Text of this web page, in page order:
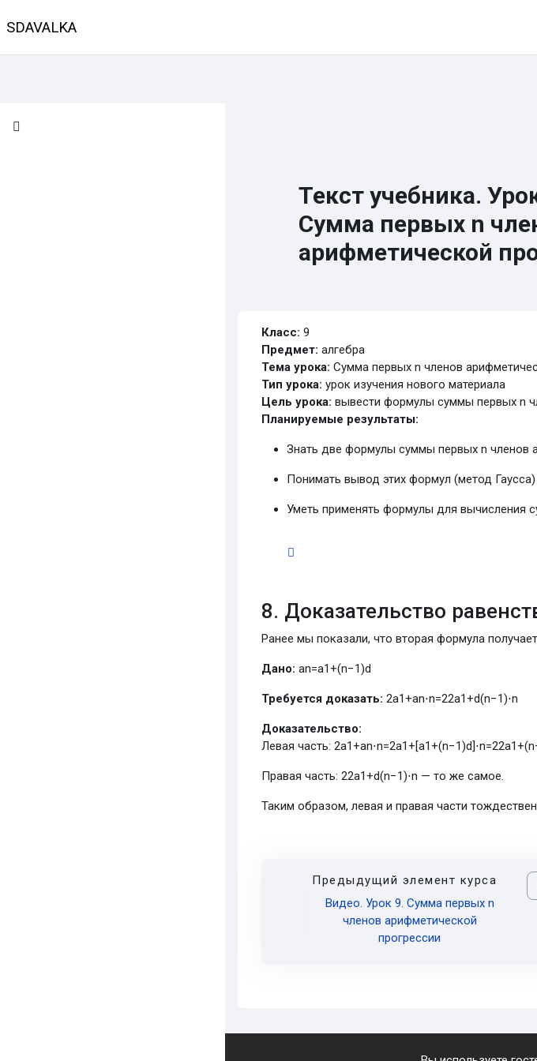
SDAVALKA
Текст учебника.
Сумма первых n
арифметической
Требуемые условия завершения
Класс: 9
Предмет: алгебра
Тема урока: Сумма первых n членов
Тип урока: урок изучения нового материала
Цель урока: вывести формулы суммы первых n
Планируемые результаты:
Знать две формулы суммы первых n членов
Понимать вывод этих формул (метод Гаусса)
Уметь применять формулы для вычисления
8. Доказательство
Ранее мы показали, что вторая формула
Дано: an=a1+(n−1)d
Требуется доказать: 2a1+an⋅n=22a1+d(n−1)⋅n
Доказательство:
Левая часть: 2a1+an⋅n=2a1+[a1+(n−1)d]⋅n=22a1+(n
Правая часть: 22a1+d(n−1)⋅n — то же самое.
Таким образом, левая и правая части
Предыдущий элемент курса
Видео. Урок 9. Сумма первых n
членов арифметической
прогрессии